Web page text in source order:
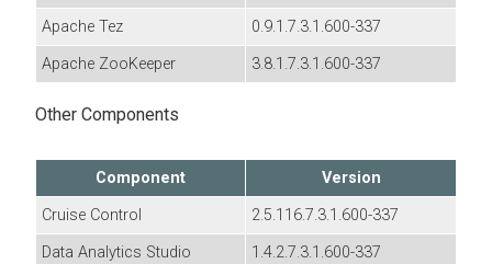
Apache Tez
0.9.1.7.3.1.600-337
Apache ZooKeeper
3.8.1.7.3.1.600-337
Other Components
Component
Version
Cruise Control
2.5.116.7.3.1.600-337
Data Analytics Studio
1.4.2.7.3.1.600-337